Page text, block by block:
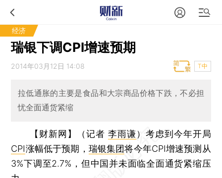
经济
瑞银下调CPI增速预期
2014年03月12日 14:08 T中
拉低通胀的主要是食品和大宗商品价格下跌，不必担
忧全面通货紧缩
【财新网】（记者 李雨谦） 考虑到今年开局
CPI涨幅低于预期， 瑞银集团将今年CPI增速预测从
3%下调至2.7%，但中国并未面临全面通货紧缩压